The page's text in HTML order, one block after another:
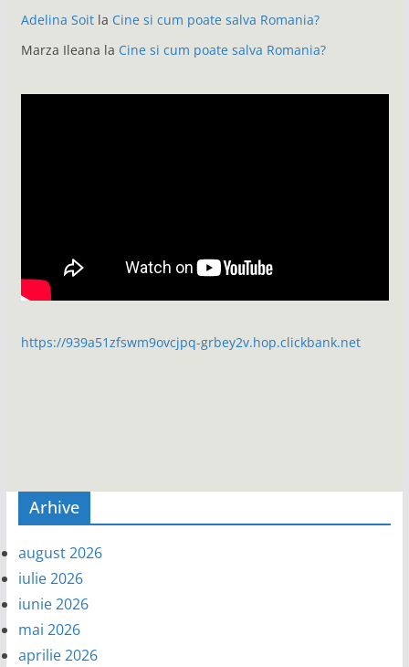
Adelina Soitla Cine si cum poate salva Romania?
Marza Ileana la Cine si cum poate salva Romania?
https://939a51zfswm9ovcjpq-grbey2v.hop.clickbank.net
Arhive
august 2026
iulie 2026
iunie 2026
mai 2026
aprilie 2026